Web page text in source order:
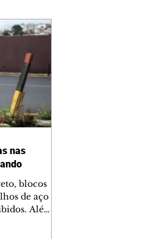
nas
blocos
de aço
Além